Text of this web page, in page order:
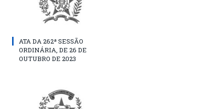
ATA DA 262ª SESSÃO
ORDINÁRIA, DE 26 DE
OUTUBRO DE 2023